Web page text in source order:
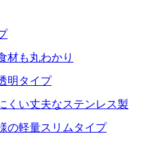
材も丸わかり
明タイプ
くい丈夫なステンレス製
の軽量スリムタイプ